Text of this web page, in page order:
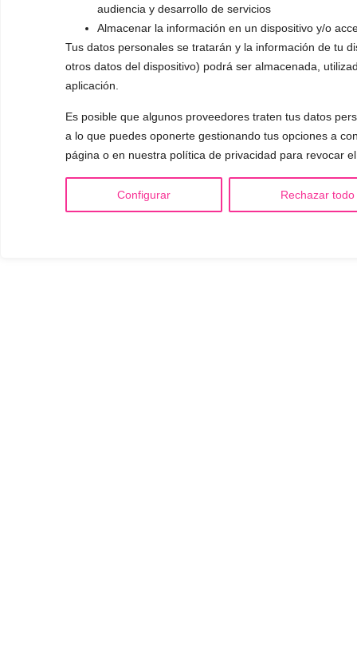
audiencia y desarrollo de servicios
Almacenar la información en un dispositivo y/o
Tus datos personales se tratarán y la información de tu
otros datos del dispositivo) podrá ser almacenada,
aplicación.
Es posible que algunos proveedores traten tus datos
a lo que puedes oponerte gestionando tus opciones a
página o en nuestra política de privacidad para revocar
Configurar Rechazar todo